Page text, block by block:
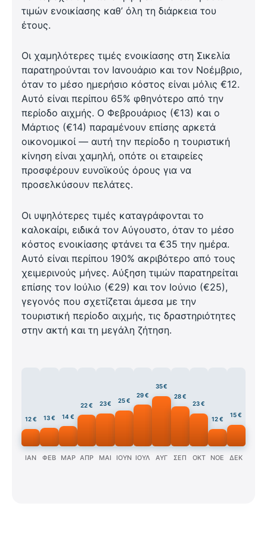
τιμών ενοικίασης καθ’ όλη τη διάρκεια του
έτους.
Οι χαμηλότερες τιμές ενοικίασης στη Σικελία
παρατηρούνται τον Ιανουάριο και τον Νοέμβριο,
όταν το μέσο ημερήσιο κόστος είναι μόλις €12.
Αυτό είναι περίπου 65% φθηνότερο από την
περίοδο αιχμής. Ο Φεβρουάριος (€13) και ο
Μάρτιος (€14) παραμένουν επίσης αρκετά
οικονομικοί — αυτή την περίοδο η τουριστική
κίνηση είναι χαμηλή, οπότε οι εταιρείες
προσφέρουν ευνοϊκούς όρους για να
προσελκύσουν πελάτες.
Οι υψηλότερες τιμές καταγράφονται το
καλοκαίρι, ειδικά τον Αύγουστο, όταν το μέσο
κόστος ενοικίασης φτάνει τα €35 την ημέρα.
Αυτό είναι περίπου 190% ακριβότερο από τους
χειμερινούς μήνες. Αύξηση τιμών παρατηρείται
επίσης τον Ιούλιο (€29) και τον Ιούνιο (€25),
γεγονός που σχετίζεται άμεσα με την
τουριστική περίοδο αιχμής, τις δραστηριότητες
στην ακτή και τη μεγάλη ζήτηση.
12 €
ΙΑΝ
13 €
ΦΕΒ
14 €
ΜΑΡ
22 €
ΑΠΡ
23 €
ΜΑΙ
25 €
ΙΟΥΝ
29 €
ΙΟΥΛ
35 €
ΑΥΓ
28 €
ΣΕΠ
23 €
ΟΚΤ
12 €
ΝΟΕ
15 €
ΔΕΚ